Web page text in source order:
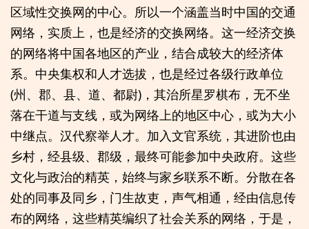
区域性交换网的中心。所以一个涵盖当时中国的交通
网络，实质上，也是经济的交换网络。这一经济交换
的网络将中国各地区的产业，结合成较大的经济体
系。中央集权和人才选拔，也是经过各级行政单位
(州、郡、县、道、都尉)，其治所星罗棋布，无不坐
落在干道与支线，或为网络上的地区中心，或为大小
中继点。汉代察举人才。加入文官系统，其进阶也由
乡村，经县级、郡级，最终可能参加中央政府。这些
文化与政治的精英，始终与家乡联系不断。分散在各
处的同事及同乡，门生故吏，声气相通，经由信息传
布的网络，这些精英编织了社会关系的网络，于是，